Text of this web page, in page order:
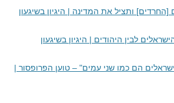
[החרדים] ותציל את המדינה | היגיון בשיגעון
לבין היהודים | היגיון בשיגעון
הם כמו שני עמים" – טוען הפרופסור |